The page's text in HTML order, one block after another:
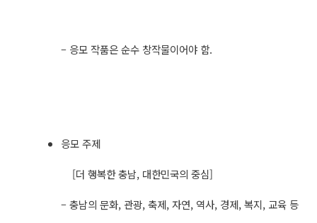
– 응모 작품은 순수 창작물이어야 함. ​
응모 주제
[더 행복한 충남, 대한민국의 중심]
– 충남의 문화, 관광, 축제, 자연, 역사, 경제, 복지, 교육 등